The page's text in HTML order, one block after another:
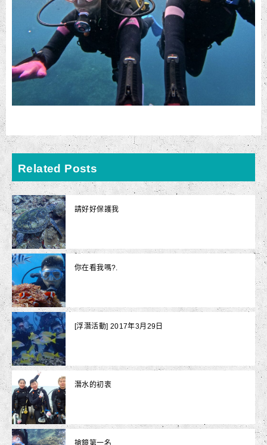
Related Posts
請好好保護我
你在看我嗎?.
[浮潛活動] 2017年3月29日
潛水的初衷
搶鏡第一名